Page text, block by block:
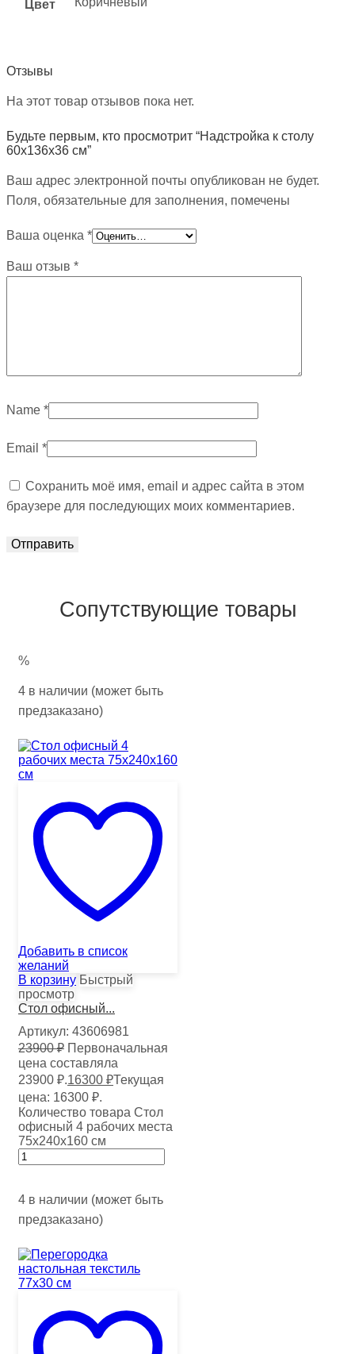
Цвет
Отзывы
На этот товар отзывов пока нет.
Будьте первым, кто просмотрит “Надстройка к столу
60х136х36 см”
Ваш адрес электронной почты опубликован не будет.
Поля, обязательные для заполнения, помечены
Ваша оценка *
Ваш отзыв *
Name *
Email *
Сохранить моё имя, email и адрес сайта в этом
браузере для последующих моих комментариев.
Сопутствующие товары
%
4 в наличии (может быть
предзаказано)
Добавить в список
желаний
В корзину Быстрый
просмотр
Стол офисный...
Артикул: 43606981
23900₽ Первоначальная
цена составляла
23900 ₽.16300 ₽Текущая
цена: 16300 ₽.
Количество товара Стол
офисный 4 рабочих места
75х240х160 см
4 в наличии (может быть
предзаказано)